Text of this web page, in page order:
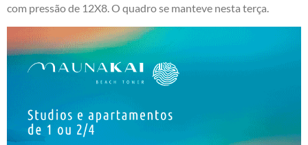
com pressão de 12X8. O quadro se manteve nesta terça.